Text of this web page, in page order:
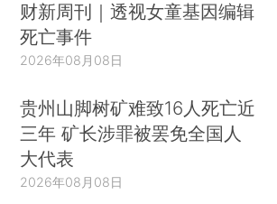
财新周刊｜透视女童基因编辑
死亡事件
2026年08月08日
贵州山脚树矿难致16人死亡近
三年 矿长涉罪被罢免全国人
大代表
2026年08月08日